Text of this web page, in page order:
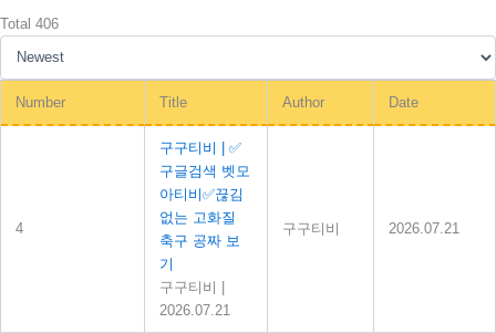
Total 406
Number Title Author Date
4
구구티비 | ✅
구글검색 벳모
아티비✅끊김
없는 고화질
축구 공짜 보
기
구구티비 |
2026.07.21
구구티비 2026.07.21